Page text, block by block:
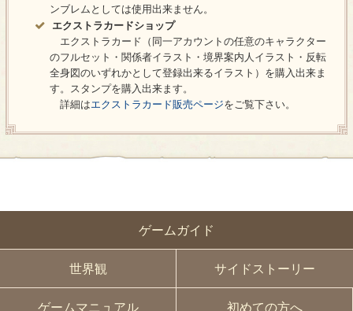
ゲームガイド
世界観 サイドストーリー
ゲームマニュアル 初めての方へ
ンブレムとしては使用出来ません。
エクストラカードショップ
エクストラカード（同一アカウントの任意のキャラクター
のフルセット・関係者イラスト・境界案内人イラスト・反転
全身図のいずれかとして登録出来るイラスト）を購入出来ま
す。スタンプを購入出来ます。
詳細はエクストラカード販売ページをご覧下さい。